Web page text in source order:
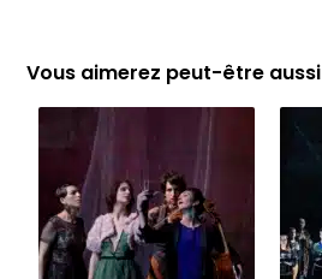
Vous aimerez peut-être aussi